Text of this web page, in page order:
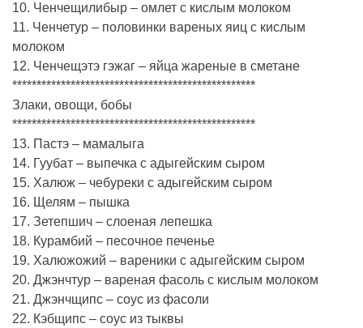
10. Ченчещилибыр – омлет с кислым молоком
11. Ченчетур – половинки вареных яиц с кислым
молоком
12. Ченчещэтэ гэжаг – яйца жареные в сметане
**************************************************
Злаки, овощи, бобы
**************************************************
13. Пастэ – мамалыга
14. Гуубат – выпечка с адыгейским сыром
15. Халюж – чебуреки с адыгейским сыром
16. Щелям – пышка
17. Зетепшич – слоеная лепешка
18. Курамбий – песочное печенье
19. Халюжожий – вареники с адыгейским сыром
20. Джэнчтур – вареная фасоль с кислым молоком
21. Джэнчщипс – соус из фасоли
22. Кэбщипс – соус из тыквы